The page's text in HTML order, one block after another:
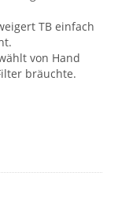
TB einfach
von Hand
bräuchte.